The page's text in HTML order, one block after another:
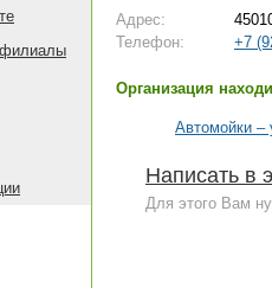
филиалы
Адрес:
Телефон:
+7
Организация
Автомойки –
Написать в
Для этого Вам